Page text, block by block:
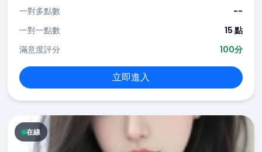
一對多點數
--
一對一點數
15 點
滿意度評分
100分
立即進入
在線